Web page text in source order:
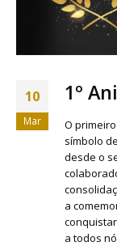
10
Mar
1º
O
símbolo
desde o
a
a todos